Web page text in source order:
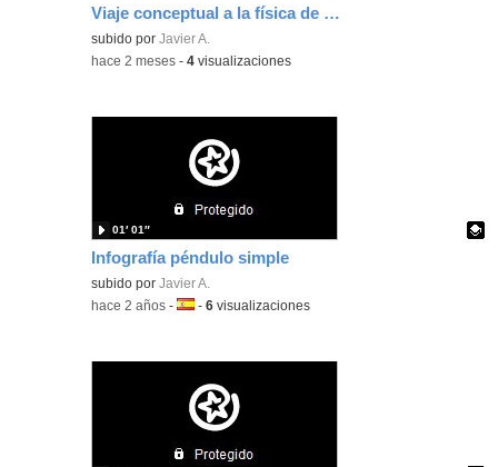
Viaje conceptual a la física de partículas II
Contenido educativo.
subido porJavier A.
-hace 2 meses -4 visualizaciones
Infografía péndulo simple
Contenido educativo.
subido porJavier A.
01′ 01″
-hace 2 años -Idioma:
-6 visualizaciones